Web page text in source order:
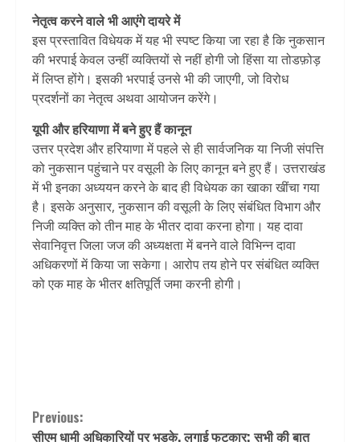
नेतृत्व करने वाले भी आएंगे दायरे में
इस प्रस्तावित विधेयक में यह भी स्पष्ट किया जा रहा है कि नुकसान
की भरपाई केवल उन्हीं व्यक्तियों से नहीं होगी जो हिंसा या तोडफ़ोड़
में लिप्त होंगे। इसकी भरपाई उनसे भी की जाएगी, जो विरोध
प्रदर्शनों का नेतृत्व अथवा आयोजन करेंगे।
यूपी और हर‍ियाणा में बने हुए हैं कानून
उत्तर प्रदेश और हरियाणा में पहले से ही सार्वजनिक या निजी संपत्ति
को नुकसान पहुंचाने पर वसूली के लिए कानून बने हुए हैं। उत्तराखंड
में भी इनका अध्ययन करने के बाद ही विधेयक का खाका खींचा गया
है। इसके अनुसार, नुकसान की वसूली के लिए संबंधित विभाग और
निजी व्यक्ति को तीन माह के भीतर दावा करना होगा। यह दावा
सेवानिवृत्त जिला जज की अध्यक्षता में बनने वाले विभिन्न दावा
अधिकरणों में किया जा सकेगा। आरोप तय होने पर संबंधित व्यक्ति
को एक माह के भीतर क्षतिपूर्ति जमा करनी होगी।
Continue
Previous:
सीएम धामी अधिकारियों पर भड़के, लगाई फटकार; सभी की बात